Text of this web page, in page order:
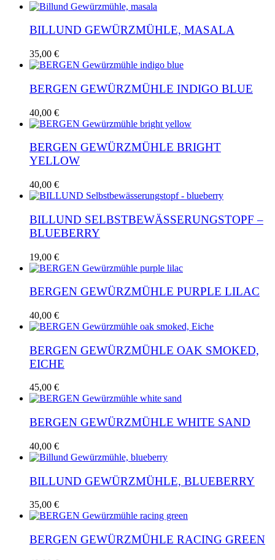
BILLUND GEWÜRZMÜHLE, MASALA
35,00 €
BERGEN GEWÜRZMÜHLE INDIGO BLUE
40,00 €
BERGEN GEWÜRZMÜHLE BRIGHT
YELLOW
40,00 €
BILLUND SELBSTBEWÄSSERUNGSTOPF –
BLUEBERRY
19,00 €
BERGEN GEWÜRZMÜHLE PURPLE LILAC
40,00 €
BERGEN GEWÜRZMÜHLE OAK SMOKED,
EICHE
45,00 €
BERGEN GEWÜRZMÜHLE WHITE SAND
40,00 €
BILLUND GEWÜRZMÜHLE, BLUEBERRY
35,00 €
BERGEN GEWÜRZMÜHLE RACING GREEN